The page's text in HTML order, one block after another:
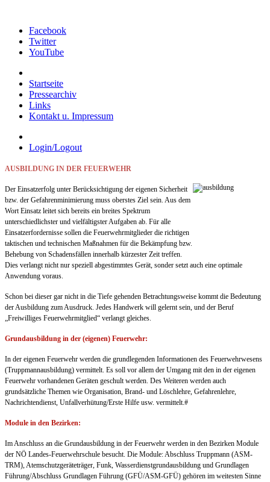
Facebook
Twitter
YouTube
Startseite
Pressearchiv
Links
Kontakt u. Impressum
Login/Logout
AUSBILDUNG IN DER FEUERWEHR
Der Einsatzerfolg unter Berücksichtigung der eigenen Sicherheit
bzw. der Gefahrenminimierung muss oberstes Ziel sein. Aus dem
Wort Einsatz leitet sich bereits ein breites Spektrum
unterschiedlichster und vielfältigster Aufgaben ab. Für alle
Einsatzerfordernisse sollen die Feuerwehrmitglieder die richtigen
taktischen und technischen Maßnahmen für die Bekämpfung bzw.
Behebung von Schadensfällen innerhalb kürzester Zeit treffen.
Dies verlangt nicht nur speziell abgestimmtes Gerät, sonder setzt auch eine optimale
Anwendung voraus.
Schon bei dieser gar nicht in die Tiefe gehenden Betrachtungsweise kommt die Bedeutung
der Ausbildung zum Ausdruck. Jedes Handwerk will gelernt sein, und der Beruf
„Freiwilliges Feuerwehrmitglied“ verlangt gleiches.
Grundausbildung in der (eigenen) Feuerwehr:
In der eigenen Feuerwehr werden die grundlegenden Informationen des Feuerwehrwesens
(Truppmannausbildung) vermittelt. Es soll vor allem der Umgang mit den in der eigenen
Feuerwehr vorhandenen Geräten geschult werden. Des Weiteren werden auch
grundsätzliche Themen wie Organisation, Brand- und Löschlehre, Gefahrenlehre,
Nachrichtendienst, Unfallverhütung/Erste Hilfe usw. vermittelt.#
Module in den Bezirken:
Im Anschluss an die Grundausbildung in der Feuerwehr werden in den Bezirken Module
der NÖ Landes-Feuerwehrschule besucht. Die Module: Abschluss Truppmann (ASM-
TRM), Atemschutzgeräteträger, Funk, Wasserdienstgrundausbildung und Grundlagen
Führung/Abschluss Grundlagen Führung (GFÜ/ASM-GFÜ) gehören im weitesten Sinne